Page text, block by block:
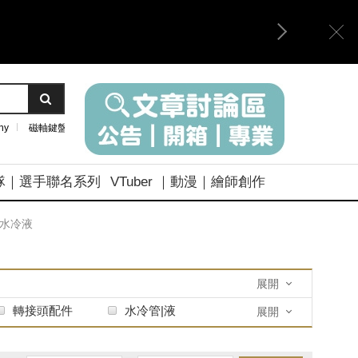
磁軸鍵盤
｜選手聯名系列 VTuber ｜動漫｜繪師創作
冷液
展開
轉接頭配件 水冷管|液 展開